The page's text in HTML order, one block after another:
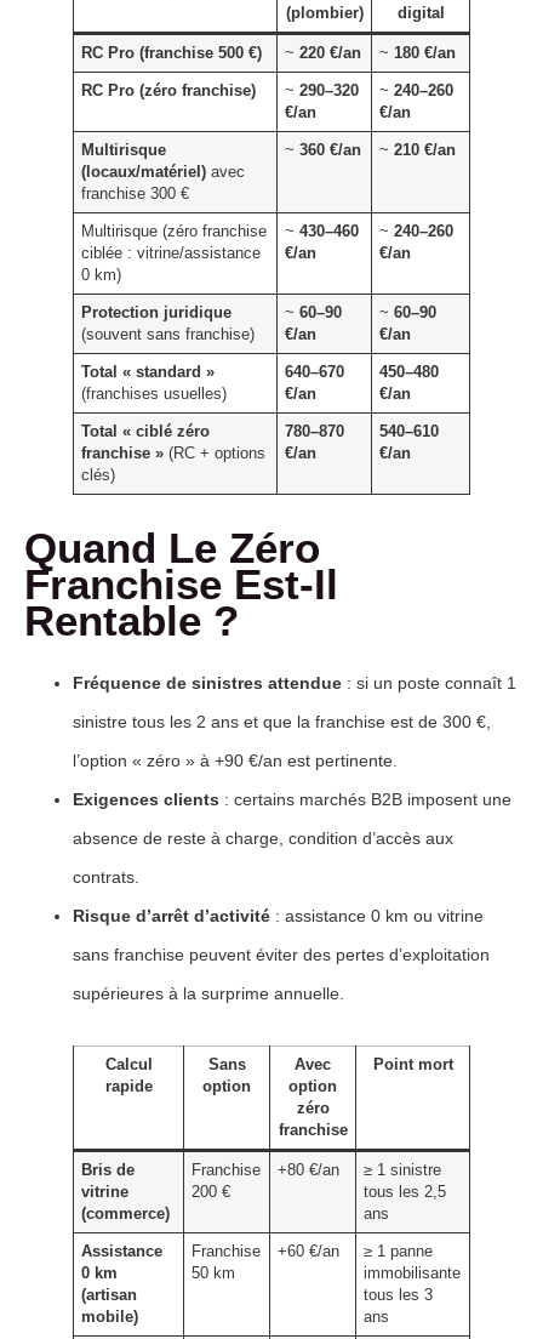
(plombier)
digital
RC Pro (franchise 500 €) ~220 €/an ~180 €/an
RC Pro (zéro franchise) ~290–320
€/an
~240–260
€/an
Multirisque
(locaux/matériel) avec
franchise 300 €
~360 €/an ~210 €/an
Multirisque (zéro franchise
ciblée : vitrine/assistance
0 km)
~430–460
€/an
~240–260
€/an
Protection juridique
(souvent sans franchise)
~60–90
€/an
~60–90
€/an
Total « standard »
(franchises usuelles)
640–670
€/an
450–480
€/an
Total « ciblé zéro
franchise » (RC + options
clés)
780–870
€/an
540–610
€/an
Quand Le Zéro
Franchise Est-Il
Rentable ?
Fréquence de sinistres attendue : si un poste connaît 1
sinistre tous les 2 ans et que la franchise est de 300 €,
l’option « zéro » à +90 €/an est pertinente.
Exigences clients : certains marchés B2B imposent une
absence de reste à charge, condition d’accès aux
contrats.
Risque d’arrêt d’activité : assistance 0 km ou vitrine
sans franchise peuvent éviter des pertes d’exploitation
supérieures à la surprime annuelle.
Calcul
rapide
Sans
option
Avec
option
zéro
franchise
Point mort
Bris de
vitrine
(commerce)
Franchise
200 €
+80 €/an
≥ 1 sinistre
tous les 2,5
ans
Assistance
0 km
(artisan
mobile)
Franchise
50 km
+60 €/an
≥ 1 panne
immobilisante
tous les 3
ans